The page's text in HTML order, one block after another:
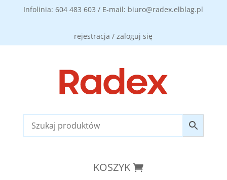
Infolinia: 604 483 603 / E-mail: biuro@radex.elblag.pl
rejestracja / zaloguj się
KOSZYK